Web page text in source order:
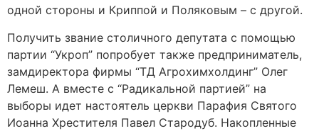
одной стороны и Криппой и Поляковым – с другой.
Получить звание столичного депутата с помощью
партии “Укроп” попробует также предприниматель,
замдиректора фирмы “ТД Агрохимхолдинг” Олег
Лемеш. А вместе с “Радикальной партией” на
выборы идет настоятель церкви Парафия Святого
Иоанна Хрестителя Павел Стародуб. Накопленные